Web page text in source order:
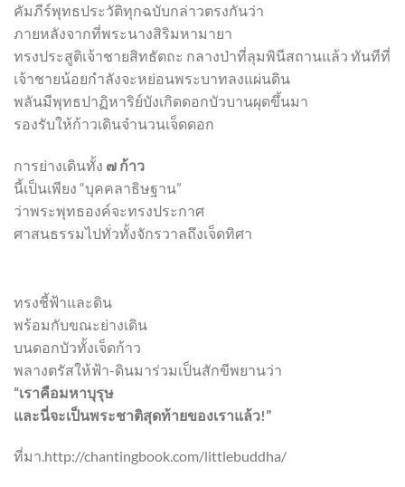
คัมภีร์พุทธประวัติทุกฉบับกล่าวตรงกันว่า
ภายหลังจากที่พระนางสิริมหามายา
ทรงประสูติเจ้าชายสิทธัตถะ กลางป่าที่ลุมพินีสถานแล้ว ทันทีที่
เจ้าชายน้อยกำลังจะหย่อนพระบาทลงแผ่นดิน
พลันมีพุทธปาฏิหาริย์บังเกิดดอกบัวบานผุดขึ้นมา
รองรับให้ก้าวเดินจำนวนเจ็ดดอก
การย่างเดินทั้ง ๗ ก้าว
นี้เป็นเพียง “บุคคลาธิษฐาน”
ว่าพระพุทธองค์จะทรงประกาศ
ศาสนธรรมไปทั่วทั้งจักรวาลถึงเจ็ดทิศา
ทรงชี้ฟ้าและดิน
พร้อมกับขณะย่างเดิน
บนดอกบัวทั้งเจ็ดก้าว
พลางตรัสให้ฟ้า-ดินมาร่วมเป็นสักขีพยานว่า
“เราคือมหาบุรุษ
และนี่จะเป็นพระชาติสุดท้ายของเราแล้ว!”
ที่มา.http://chantingbook.com/littlebuddha/